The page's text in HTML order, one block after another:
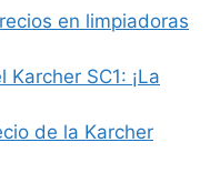
en limpiadoras
SC1: ¡La
de la Karcher